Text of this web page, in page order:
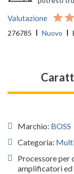
Valutazione
276785 Nuovo
Marchio: BOSS
Categoria:
Processore per
amplificatori ed